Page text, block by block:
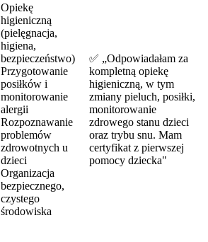
Opiekę
higieniczną
(pielęgnacja,
higiena,
bezpieczeństwo)
Przygotowanie
posiłków i
monitorowanie
alergii
Rozpoznawanie
problemów
zdrowotnych u
dzieci
Organizacja
bezpiecznego,
czystego
środowiska
✅ „Odpowiadałam za
kompletną opiekę
higieniczną, w tym
zmiany pieluch, posiłki,
monitorowanie
zdrowego stanu dzieci
oraz trybu snu. Mam
certyfikat z pierwszej
pomocy dziecka"